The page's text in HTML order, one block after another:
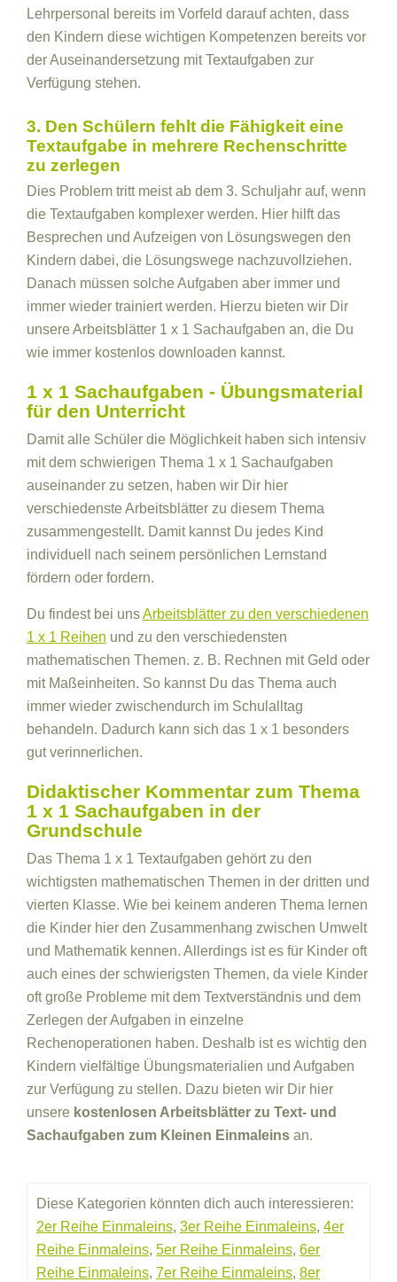
Lehrpersonal bereits im Vorfeld darauf achten, dass
den Kindern diese wichtigen Kompetenzen bereits vor
der Auseinandersetzung mit Textaufgaben zur
Verfügung stehen.
3. Den Schülern fehlt die Fähigkeit eine
Textaufgabe in mehrere Rechenschritte
zu zerlegen
Dies Problem tritt meist ab dem 3. Schuljahr auf, wenn
die Textaufgaben komplexer werden. Hier hilft das
Besprechen und Aufzeigen von Lösungswegen den
Kindern dabei, die Lösungswege nachzuvollziehen.
Danach müssen solche Aufgaben aber immer und
immer wieder trainiert werden. Hierzu bieten wir Dir
unsere Arbeitsblätter 1 x 1 Sachaufgaben an, die Du
wie immer kostenlos downloaden kannst.
1 x 1 Sachaufgaben - Übungsmaterial
für den Unterricht
Damit alle Schüler die Möglichkeit haben sich intensiv
mit dem schwierigen Thema 1 x 1 Sachaufgaben
auseinander zu setzen, haben wir Dir hier
verschiedenste Arbeitsblätter zu diesem Thema
zusammengestellt. Damit kannst Du jedes Kind
individuell nach seinem persönlichen Lernstand
fördern oder fordern.
Du findest bei unsArbeitsblätter zu den verschiedenen
1 x 1 Reihen und zu den verschiedensten
mathematischen Themen. z. B. Rechnen mit Geld oder
mit Maßeinheiten. So kannst Du das Thema auch
immer wieder zwischendurch im Schulalltag
behandeln. Dadurch kann sich das 1 x 1 besonders
gut verinnerlichen.
Didaktischer Kommentar zum Thema
1 x 1 Sachaufgaben in der
Grundschule
Das Thema 1 x 1 Textaufgaben gehört zu den
wichtigsten mathematischen Themen in der dritten und
vierten Klasse. Wie bei keinem anderen Thema lernen
die Kinder hier den Zusammenhang zwischen Umwelt
und Mathematik kennen. Allerdings ist es für Kinder oft
auch eines der schwierigsten Themen, da viele Kinder
oft große Probleme mit dem Textverständnis und dem
Zerlegen der Aufgaben in einzelne
Rechenoperationen haben. Deshalb ist es wichtig den
Kindern vielfältige Übungsmaterialien und Aufgaben
zur Verfügung zu stellen. Dazu bieten wir Dir hier
unsere kostenlosen Arbeitsblätter zu Text- und
Sachaufgaben zum Kleinen Einmaleins an.
Diese Kategorien könnten dich auch interessieren:
2er Reihe Einmaleins, 3er Reihe Einmaleins, 4er
Reihe Einmaleins, 5er Reihe Einmaleins, 6er
Reihe Einmaleins, 7er Reihe Einmaleins, 8er